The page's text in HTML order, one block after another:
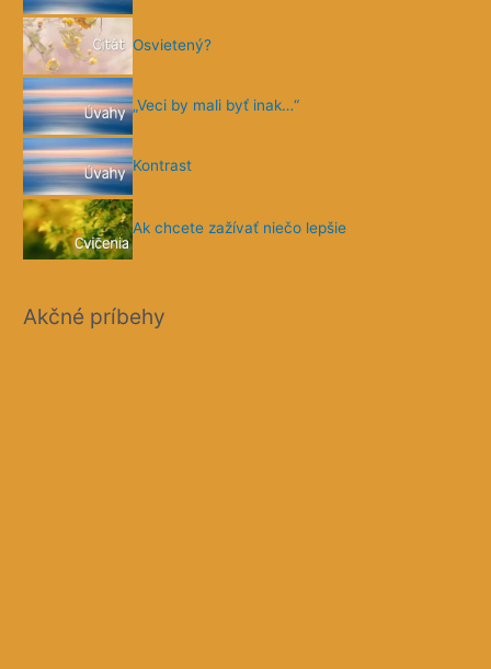
Osvietený?
„Veci by mali byť inak…“
Kontrast
Ak chcete zažívať niečo lepšie
Akčné príbehy